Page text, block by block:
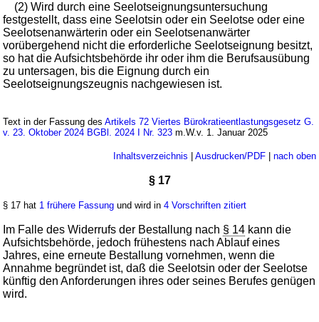
(2) Wird durch eine Seelotseignungsuntersuchung
festgestellt, dass eine Seelotsin oder ein Seelotse oder eine
Seelotsenanwärterin oder ein Seelotsenanwärter
vorübergehend nicht die erforderliche Seelotseignung besitzt,
so hat die Aufsichtsbehörde ihr oder ihm die Berufsausübung
zu untersagen, bis die Eignung durch ein
Seelotseignungszeugnis nachgewiesen ist.
Text in der Fassung desArtikels 72 Viertes Bürokratieentlastungsgesetz G.
v. 23. Oktober 2024 BGBl. 2024 I Nr. 323 m.W.v. 1. Januar 2025
Inhaltsverzeichnis Ausdrucken/PDF| nach oben
§ 17
§ 17 hat 1 frühere Fassung und wird in4 Vorschriften zitiert
Im Falle des Widerrufs der Bestallung nach § 14 kann die
Aufsichtsbehörde, jedoch frühestens nach Ablauf eines
Jahres, eine erneute Bestallung vornehmen, wenn die
Annahme begründet ist, daß die Seelotsin oder der Seelotse
künftig den Anforderungen ihres oder seines Berufes genügen
wird.